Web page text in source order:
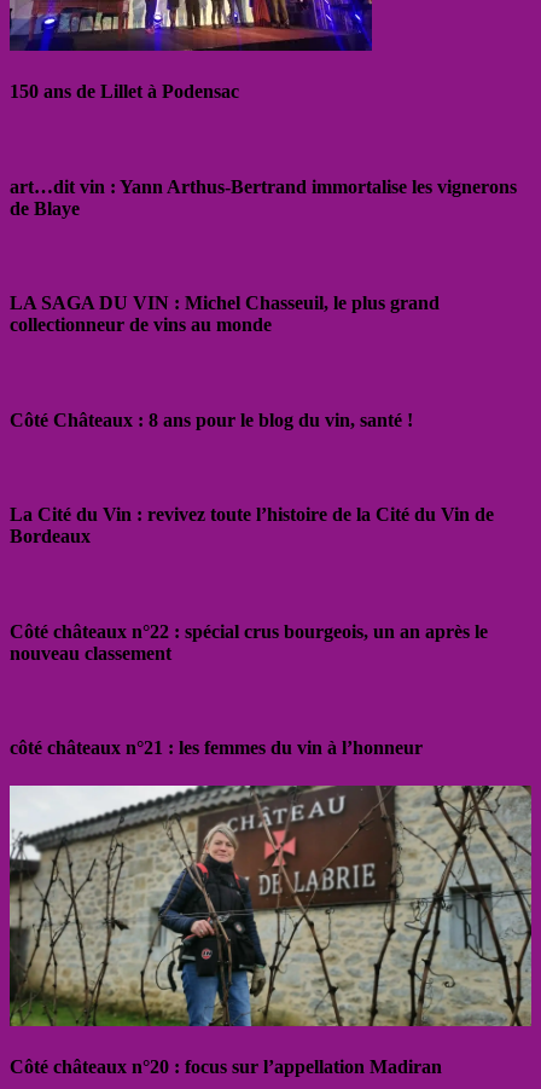
150 ans de Lillet à Podensac
art…dit vin : Yann Arthus-Bertrand immortalise les vignerons
de Blaye
LA SAGA DU VIN : Michel Chasseuil, le plus grand
collectionneur de vins au monde
Côté Châteaux : 8 ans pour le blog du vin, santé !
La Cité du Vin : revivez toute l’histoire de la Cité du Vin de
Bordeaux
Côté châteaux n°22 : spécial crus bourgeois, un an après le
nouveau classement
côté châteaux n°21 : les femmes du vin à l’honneur
Côté châteaux n°20 : focus sur l’appellation Madiran